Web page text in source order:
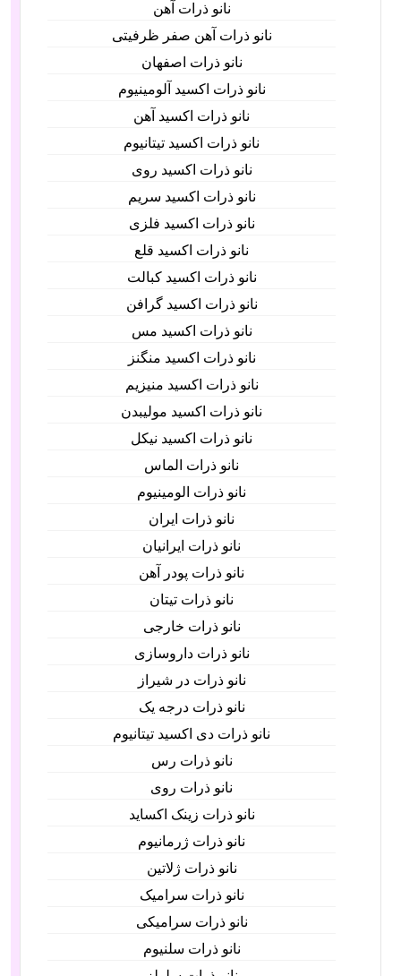
نانو ذرات آهن
نانو ذرات آهن صفر ظرفیتی
نانو ذرات اصفهان
نانو ذرات اکسید آلومینیوم
نانو ذرات اکسید آهن
نانو ذرات اکسید تیتانیوم
نانو ذرات اکسید روی
نانو ذرات اکسید سریم
نانو ذرات اکسید فلزی
نانو ذرات اکسید قلع
نانو ذرات اکسید کبالت
نانو ذرات اکسید گرافن
نانو ذرات اکسید مس
نانو ذرات اکسید منگنز
نانو ذرات اکسید منیزیم
نانو ذرات اکسید مولیبدن
نانو ذرات اکسید نیکل
نانو ذرات الماس
نانو ذرات الومینیوم
نانو ذرات ایران
نانو ذرات ایرانیان
نانو ذرات پودر آهن
نانو ذرات تیتان
نانو ذرات خارجی
نانو ذرات داروسازی
نانو ذرات در شیراز
نانو ذرات درجه یک
نانو ذرات دی اکسید تیتانیوم
نانو ذرات رس
نانو ذرات روی
نانو ذرات زینک اکساید
نانو ذرات ژرمانیوم
نانو ذرات ژلاتین
نانو ذرات سرامیک
نانو ذرات سرامیکی
نانو ذرات سلنیوم